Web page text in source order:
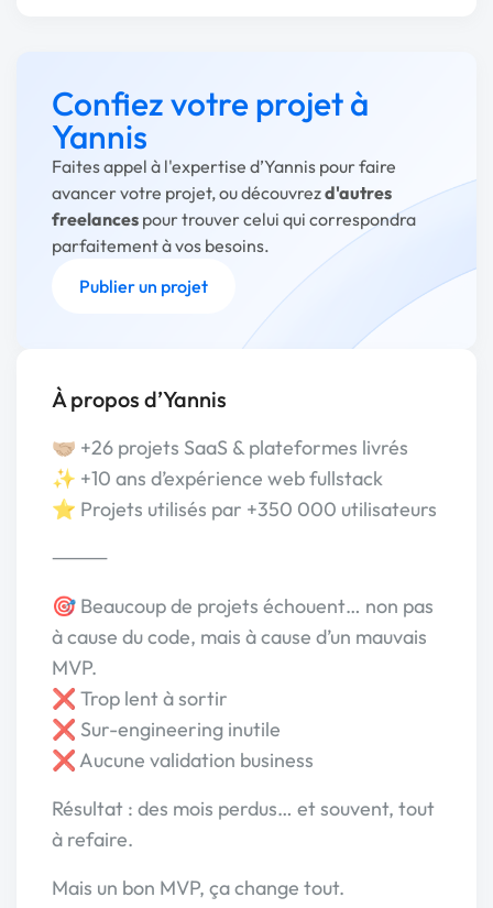
Confiez votre projet à
Yannis
Faites appel à l'expertise d’Yannis pour faire
avancer votre projet, ou découvrezd'autres
freelances pour trouver celui qui correspondra
parfaitement à vos besoins.
Publier un projet
À propos d’Yannis
🤝🏼 +26 projets SaaS & plateformes livrés
✨ +10 ans d’expérience web fullstack
⭐️ Projets utilisés par +350 000 utilisateurs
⸻
🎯 Beaucoup de projets échouent… non pas
à cause du code, mais à cause d’un mauvais
MVP.
❌ Trop lent à sortir
❌ Sur-engineering inutile
❌ Aucune validation business
Résultat : des mois perdus… et souvent, tout
à refaire.
Mais un bon MVP, ça change tout.